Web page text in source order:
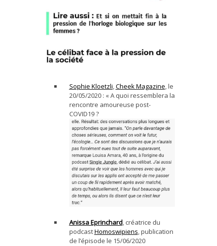
Sophie Kloetzli,Cheek Magazine, le
20/05/2020 : « A quoi ressemblera la
rencontre amoureuse post-
COVID19 ?
Anissa Eprinchard, créatrice du
podcastHomoswipiens, publication
de l’épisode le 15/06/2020